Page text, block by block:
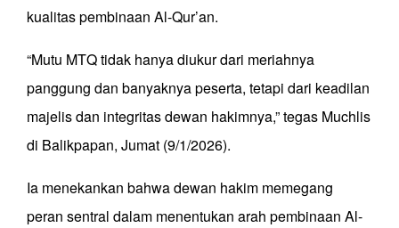
kualitas pembinaan Al-Qur’an.
“Mutu MTQ tidak hanya diukur dari meriahnya
panggung dan banyaknya peserta, tetapi dari keadilan
majelis dan integritas dewan hakimnya,” tegas Muchlis
di Balikpapan, Jumat (9/1/2026).
Ia menekankan bahwa dewan hakim memegang
peran sentral dalam menentukan arah pembinaan Al-